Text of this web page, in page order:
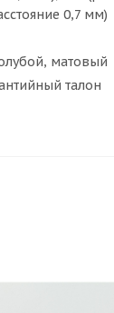
0,7 мм)
матовый
талон